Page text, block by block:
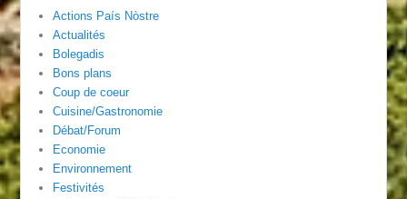
Actions País Nòstre
Actualités
Bolegadis
Bons plans
Coup de coeur
Cuisine/Gastronomie
Débat/Forum
Economie
Environnement
Festivités